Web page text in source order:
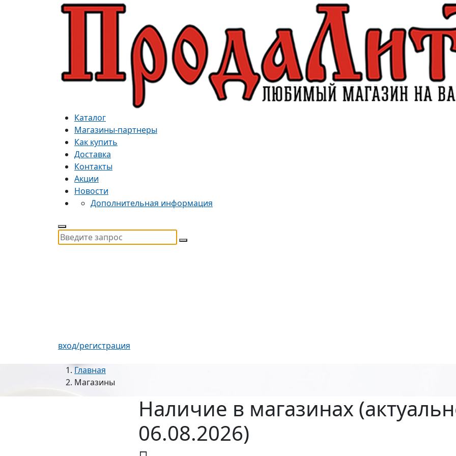
Каталог
Магазины-партнеры
Как купить
Доставка
Контакты
Акции
Новости
Дополнительная информация
вход/регистрация
Главная
Магазины
Наличие в магазинах
06.08.2026)